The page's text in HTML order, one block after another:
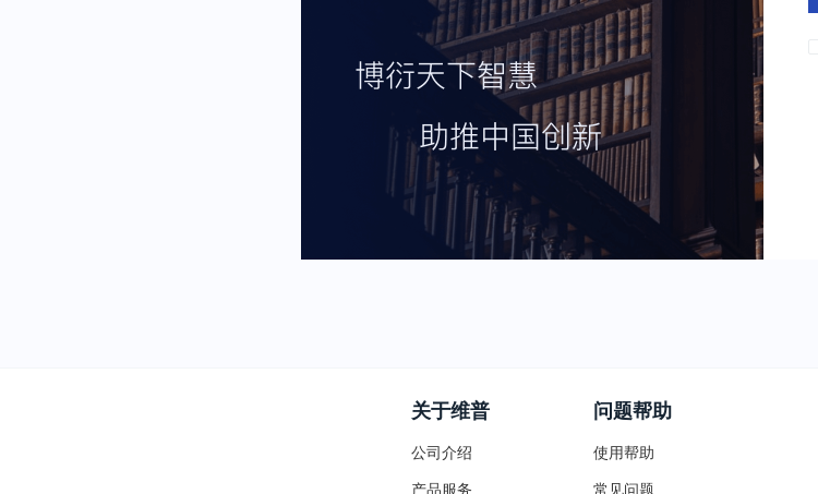
关于维普
公司介绍
产品服务
问题帮助
使用帮助
常见问题